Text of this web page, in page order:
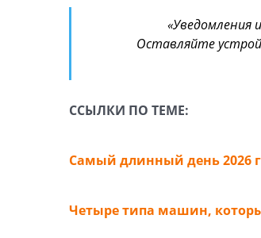
«Уведомления
Оставляйте
ССЫЛКИ ПО ТЕМЕ:
Самый длинный день 2026
Четыре типа машин,